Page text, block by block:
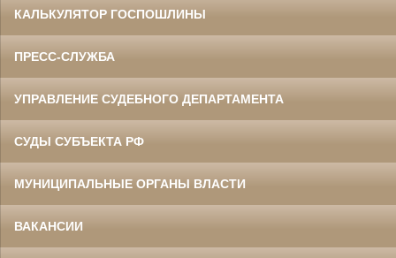
КАЛЬКУЛЯТОР ГОСПОШЛИНЫ
ПРЕСС-СЛУЖБА
УПРАВЛЕНИЕ СУДЕБНОГО ДЕПАРТАМЕНТА
СУДЫ СУБЪЕКТА РФ
МУНИЦИПАЛЬНЫЕ ОРГАНЫ ВЛАСТИ
ВАКАНСИИ